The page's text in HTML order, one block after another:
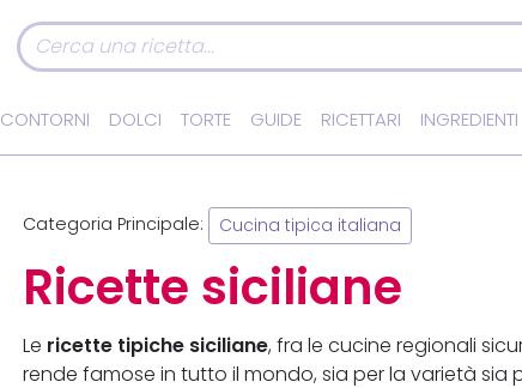
CONTORNI DOLCI TORTE GUIDE RICETTARI INGREDIENTI
Categoria Principale: Cucina tipica italiana
Ricette siciliane
Le ricette tipiche siciliane, fra le cucine regionali
rende famose in tutto il mondo, sia per la varietà sia